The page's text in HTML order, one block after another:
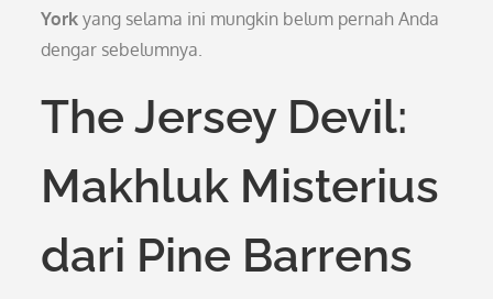
York yang selama ini mungkin belum pernah Anda
dengar sebelumnya.
The Jersey Devil:
Makhluk Misterius
dari Pine Barrens